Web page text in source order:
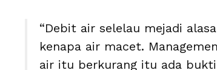
“Debit air selelau mejadi
kenapa air macet.
air itu berkurang itu ada